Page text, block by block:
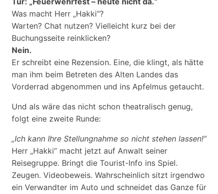
Was macht Herr „Hakki“?
Warten? Chat nutzen? Vielleicht kurz bei der
Buchungsseite reinklicken?
Nein.
Er schreibt eine Rezension. Eine, die klingt, als hätte
man ihm beim Betreten des Alten Landes das
Vorderrad abgenommen und ins Apfelmus getaucht.
Und als wäre das nicht schon theatralisch genug,
folgt eine zweite Runde:
„Ich kann Ihre Stellungnahme so nicht stehen lassen!“
Herr „Hakki“ macht jetzt auf Anwalt seiner
Reisegruppe. Bringt die Tourist-Info ins Spiel.
Zeugen. Videobeweis. Wahrscheinlich sitzt irgendwo
ein Verwandter im Auto und schneidet das Ganze für